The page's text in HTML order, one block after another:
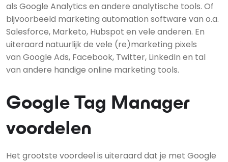
als Google Analytics en andere analytische tools. Of
bijvoorbeeld marketing automation software van o.a.
Salesforce, Marketo, Hubspot en vele anderen. En
uiteraard natuurlijk de vele (re)marketing pixels
van Google Ads, Facebook, Twitter, LinkedIn en tal
van andere handige online marketing tools.
Google Tag Manager
voordelen
Het grootste voordeel is uiteraard dat je met Google